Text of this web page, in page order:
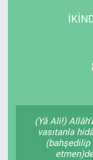
(Yâ Ali!)
vasıtanla
(bahşedilip
Perde
Son Dakika